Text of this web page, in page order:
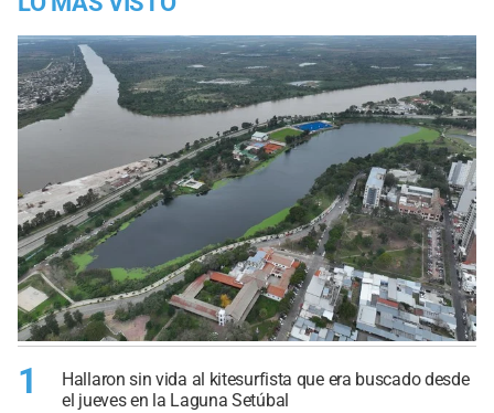
1
Hallaron sin vida al kitesurfista que era buscado desde
el jueves en la Laguna Setúbal